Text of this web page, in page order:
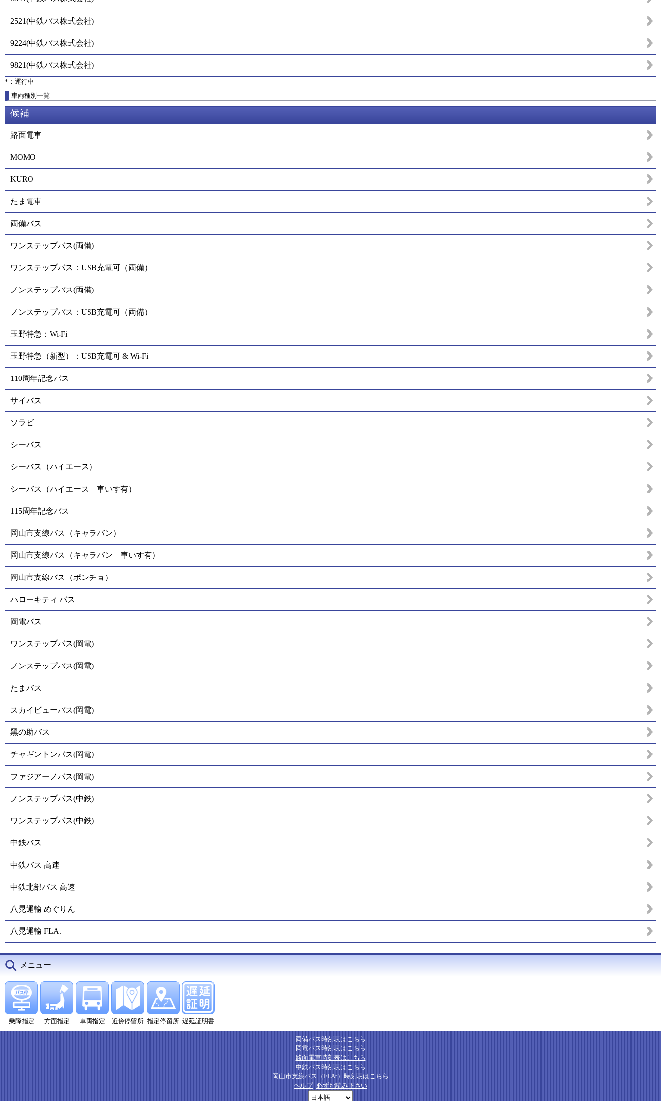
2521(中鉄バス株式会社)
9224(中鉄バス株式会社)
9821(中鉄バス株式会社)
*：運行中
車両種別一覧
候補
路面電車
MOMO
KURO
たま電車
両備バス
ワンステップバス(両備)
ワンステップバス：USB充電可（両備）
ノンステップバス(両備)
ノンステップバス：USB充電可（両備）
玉野特急：Wi-Fi
玉野特急（新型）：USB充電可 & Wi-Fi
110周年記念バス
サイバス
ソラビ
シーバス
シーバス（ハイエース）
シーバス（ハイエース 車いす有）
115周年記念バス
岡山市支線バス（キャラバン）
岡山市支線バス（キャラバン 車いす有）
岡山市支線バス（ポンチョ）
ハローキティ バス
岡電バス
ワンステップバス(岡電)
ノンステップバス(岡電)
たまバス
スカイビューバス(岡電)
黑の助バス
チャギントンバス(岡電)
ファジアーノバス(岡電)
ノンステップバス(中鉄)
ワンステップバス(中鉄)
中鉄バス
中鉄バス 高速
中鉄北部バス 高速
八晃運輸 めぐりん
八晃運輸 FLAt
メニュー
乗降指定 方面指定 車両指定 近傍停留所 指定停留所 遅延証明書
両備バス時刻表はこちら
岡電バス時刻表はこちら
路面電車時刻表はこちら
中鉄バス時刻表はこちら
岡山市支線バス（FLAt）時刻表はこちら
ヘルプ 必ずお読み下さい